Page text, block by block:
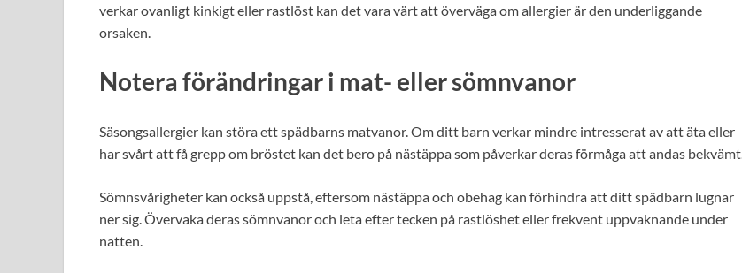
verkar ovanligt kinkigt eller rastlöst kan det vara värt att överväga om allergier är den underliggande
orsaken.
Notera förändringar i mat- eller sömnvanor
Säsongsallergier kan störa ett spädbarns matvanor. Om ditt barn verkar mindre intresserat av att äta eller
har svårt att få grepp om bröstet kan det bero på nästäppa som påverkar deras förmåga att andas bekvämt.
Sömnsvårigheter kan också uppstå, eftersom nästäppa och obehag kan förhindra att ditt spädbarn lugnar
ner sig. Övervaka deras sömnvanor och leta efter tecken på rastlöshet eller frekvent uppvaknande under
natten.